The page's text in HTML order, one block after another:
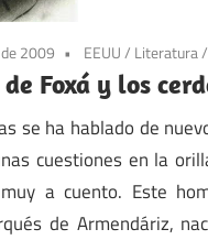
2009 EEUU/ Literatura/
Foxá y los
se ha hablado de
cuestiones en la
a cuento. Este
de Armendáriz,